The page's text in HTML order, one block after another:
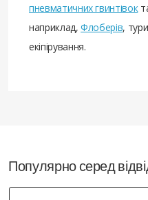
пневматичних гвинтівок
наприклад,Флоберів,
екіпірування.
Популярно серед